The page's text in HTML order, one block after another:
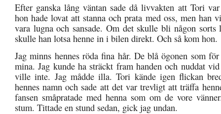
Efter ganska lång väntan sade då livvakten att Tori
hon hade lovat att stanna och prata med oss, men han
vara lugna och sansade. Om det skulle bli någon sorts
skulle han lotsa henne in i bilen direkt. Och så kom hon.
Jag minns hennes röda fina hår. De blå ögonen som
mina. Jag kunde ha sträckt fram handen och nuddat
ville inte. Jag mådde illa. Tori kände igen flickan
hennes namn och sade att det var trevligt att träffa
fansen småpratade med henna som om de vore
stum. Tittade en stund sedan, gick jag undan.